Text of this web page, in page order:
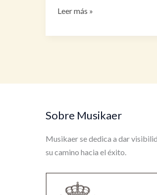
Formación
El
Leer más »
Sobre Musikaer
Musikaer se dedica a dar
su camino hacia el éxito.